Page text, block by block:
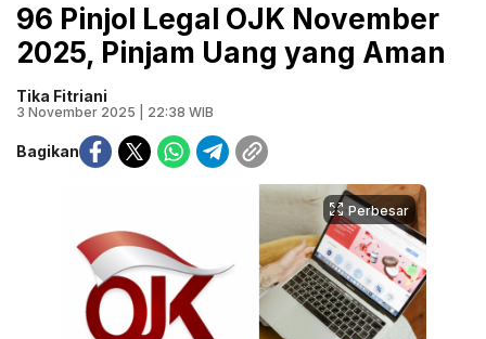
96 Pinjol Legal OJK November
2025, Pinjam Uang yang Aman
Tika Fitriani
3 November 2025 | 22:38 WIB
Bagikan
Perbesar